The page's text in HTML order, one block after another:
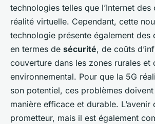
technologies telles que l’Internet des
réalité virtuelle. Cependant, cette
technologie présente également des
en termes de sécurité, de coûts
couverture dans les zones rurales et
environnemental. Pour que la 5G
son potentiel, ces problèmes
manière efficace et durable. L’avenir
prometteur, mais il est également